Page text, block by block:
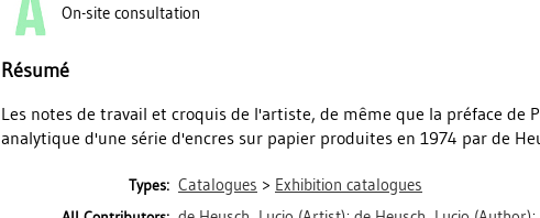
On-site consultation
Résumé
Les notes de travail et croquis de l'artiste, de même que la préface de
analytique d'une série d'encres sur papier produites en 1974 par de
Types: Catalogues > Exhibition catalogues